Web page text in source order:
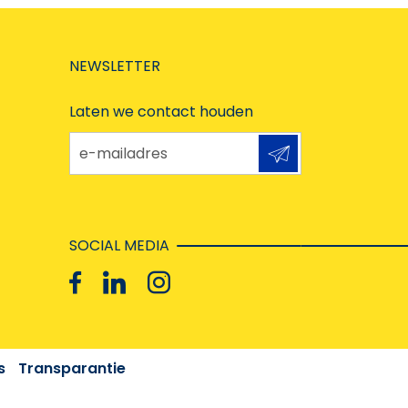
NEWSLETTER
Laten we contact houden
e-mailadres
SOCIAL MEDIA
Transparantie